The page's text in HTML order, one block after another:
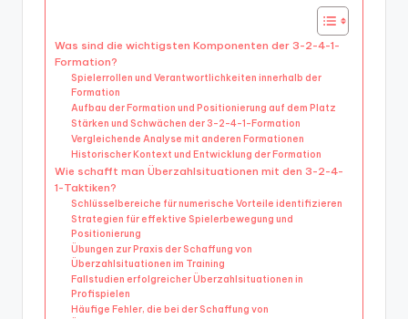
Was sind die wichtigsten Komponenten der 3-2-4-1-
Formation?
Spielerrollen und Verantwortlichkeiten innerhalb der
Formation
Aufbau der Formation und Positionierung auf dem Platz
Stärken und Schwächen der 3-2-4-1-Formation
Vergleichende Analyse mit anderen Formationen
Historischer Kontext und Entwicklung der Formation
Wie schafft man Überzahlsituationen mit den 3-2-4-
1-Taktiken?
Schlüsselbereiche für numerische Vorteile identifizieren
Strategien für effektive Spielerbewegung und
Positionierung
Übungen zur Praxis der Schaffung von
Überzahlsituationen im Training
Fallstudien erfolgreicher Überzahlsituationen in
Profispielen
Häufige Fehler, die bei der Schaffung von